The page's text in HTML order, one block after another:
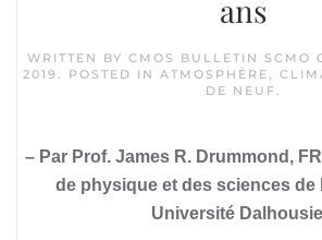
ans
WRITTEN BY CMOS BULLETIN SCMO
2019 . POSTED IN ATMOSPHÈRE,
DE NEUF.
– Par Prof. James R. Drummond,
de physique et des sciences de
Université